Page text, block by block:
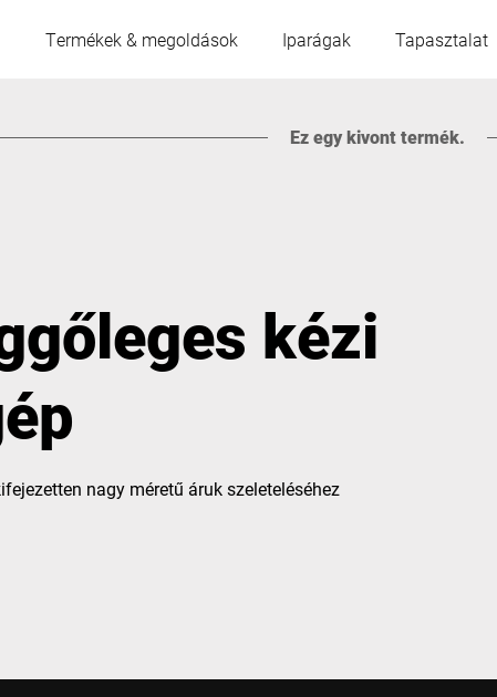
Termékek & megoldások Iparágak Tapasztalat
Magyarország
Ez egy kivont termék.
kézi
nagy méretű áruk szeleteléséhez